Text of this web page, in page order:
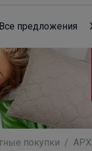
Все предложения
покупки